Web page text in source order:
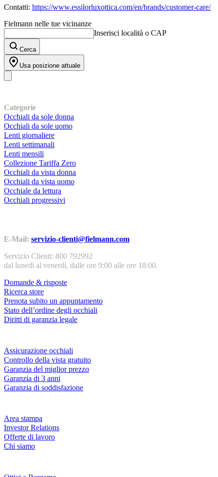
Contatti: https://www.essilorluxottica.com/en/brands/customer-care/
Fielmann nelle tue vicinanze
Inserisci località o CAP
Cerca
Usa posizione attuale
Categorie
Occhiali da sole donna
Occhiali da sole uomo
Lenti giornaliere
Lenti settimanali
Lenti mensili
Collezione Tariffa Zero
Occhiali da vista donna
Occhiali da vista uomo
Occhiale da lettura
Occhiali progressivi
E-Mail: servizio-clienti@fielmann.com
Servizio Clienti: 800 792992
dal lunedì al venerdì, dalle ore 9:00 alle ore 18:00.
Domande & risposte
Ricerca store
Prenota subito un appuntamento
Stato dell’ordine degli occhiali
Diritti di garanzia legale
Assicurazione occhiali
Controllo della vista gratuito
Garanzia del miglior prezzo
Garanzia di 3 anni
Garanzia di soddisfazione
Area stampa
Investor Relations
Offerte di lavoro
Chi siamo